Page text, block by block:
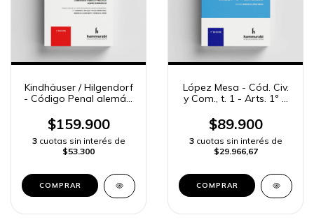
Kindhäuser / Hilgendorf
- Código Penal alemán.
$159.900
3 cuotas sin interés de
$53.300
COMPRAR
López Mesa - Cód. Civ.
y Com., t. 1 - Arts. 1º a
$89.900
3 cuotas sin interés de
$29.966,67
COMPRAR